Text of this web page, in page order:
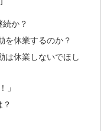
か？
を休業するのか？
は休業しないでほし
」